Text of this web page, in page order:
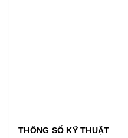
THÔNG SỐ KỸ THUẬT